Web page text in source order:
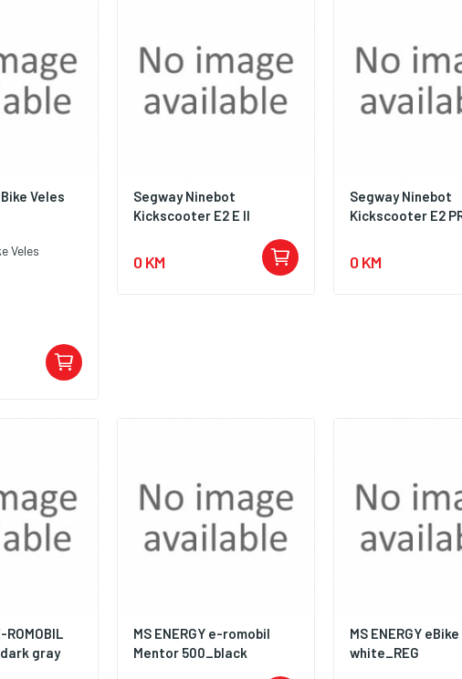
Veles
Veles
Segway Ninebot
Kickscooter E2 E II
0 KM
Segway Ninebot
Kickscooter E2
0 KM
ROMOBIL
dark gray
MS ENERGY e-romobil
Mentor 500_black
MS ENERGY
white_REG